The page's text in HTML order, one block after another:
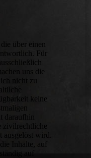
über einen
Für
uns die
nicht zu
keine
daraufhin
zivilrechtliche
wird.
Inhalte, auf
auf